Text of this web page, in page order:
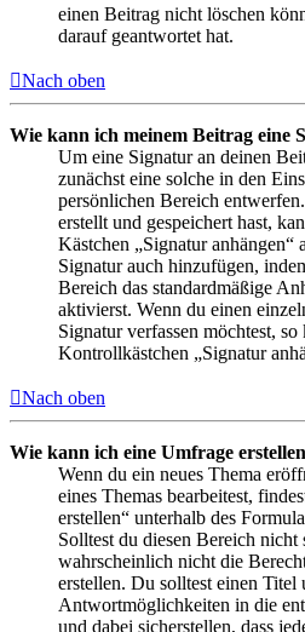
einen Beitrag nicht löschen
darauf geantwortet hat.
Nach oben
Wie kann ich meinem Beitrag eine
Um eine Signatur an deinen
zunächst eine solche in den
persönlichen Bereich
erstellt und gespeichert hast,
Kästchen „Signatur
Signatur auch hinzufügen,
Bereich das standardmäßige
aktivierst. Wenn du einen
Signatur verfassen möchtest,
Kontrollkästchen „Signatur
Nach oben
Wie kann ich eine Umfrage
Wenn du ein neues Thema
eines Themas bearbeitest,
erstellen“ unterhalb des
Solltest du diesen Bereich nicht
wahrscheinlich nicht die
erstellen. Du solltest einen Titel
Antwortmöglichkeiten in die
und dabei sicherstellen, dass